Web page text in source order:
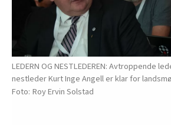
LEDERN OG NESTLEDEREN: Avtroppende
nestleder Kurt Inge Angell er klar for
Roy Ervin Solstad